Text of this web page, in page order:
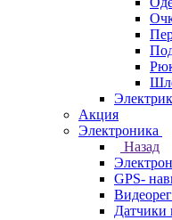
Акция
Электроника
Назад
GPS-
Датчики